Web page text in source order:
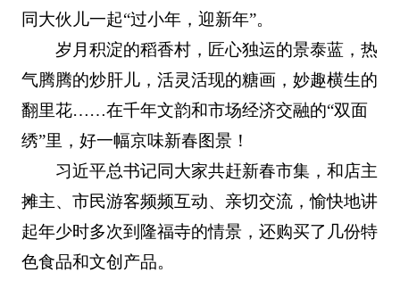
同大伙儿一起“过小年，迎新年”。
岁月积淀的稻香村，匠心独运的景泰蓝，热
气腾腾的炒肝儿，活灵活现的糖画，妙趣横生的
翻里花……在千年文韵和市场经济交融的“双面
绣”里，好一幅京味新春图景！
习近平总书记同大家共赶新春市集，和店主
摊主、市民游客频频互动、亲切交流，愉快地讲
起年少时多次到隆福寺的情景，还购买了几份特
色食品和文创产品。